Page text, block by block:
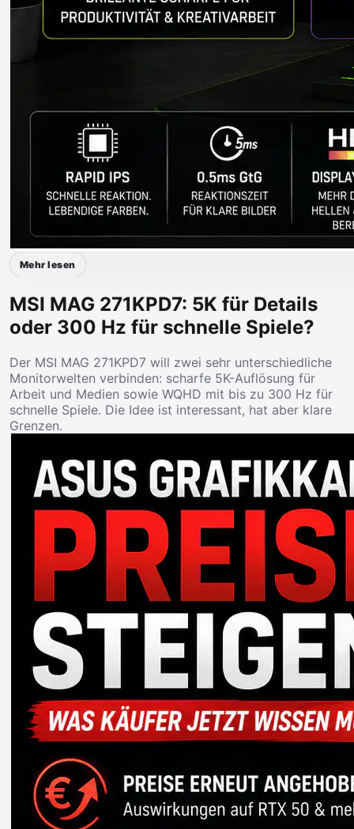
Mehr lesen
MSI MAG 271KPD7: 5K für Details
oder 300 Hz für schnelle Spiele?
Der MSI MAG 271KPD7 will zwei sehr unterschiedliche
Monitorwelten verbinden: scharfe 5K-Auflösung für
Arbeit und Medien sowie WQHD mit bis zu 300 Hz für
schnelle Spiele. Die Idee ist interessant, hat aber klare
Grenzen.